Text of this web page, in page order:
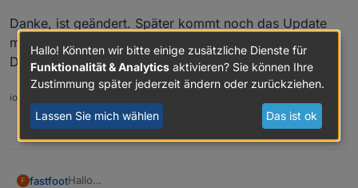
Danke, ist geändert. Später kommt noch das Update
mit den Bundesländern und versch. Spielereien um die
Daten zu filtern und zu sortieren etc.
iobroker läuft unter
0
F fastfootHallo
Hallo! Könnten wir bitte einige zusätzliche Dienste für
Funktionalität & Analytics aktivieren? Sie können Ihre
Zustimmung später jederzeit ändern oder zurückziehen.
Lassen Sie mich wählen Das ist ok